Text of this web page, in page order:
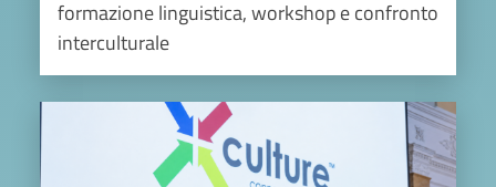
formazione linguistica, workshop e confronto
interculturale
Image